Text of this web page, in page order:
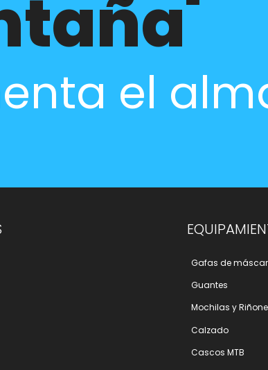
el
Gafas de
Guantes
Mochilas y
Calzado
Cascos MTB